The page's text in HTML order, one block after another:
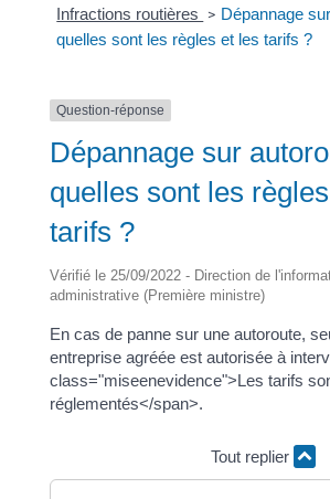
Infractions routières > Dépannage
quelles sont les règles et les tarifs ?
Question-réponse
Dépannage sur
quelles sont les
tarifs ?
Vérifié le 25/09/2022 - Direction de
administrative (Première ministre)
En cas de panne sur une autoroute,
entreprise agréée est autorisée à
class="miseenevidence">Les tarifs
réglementés</span>.
Tout replier